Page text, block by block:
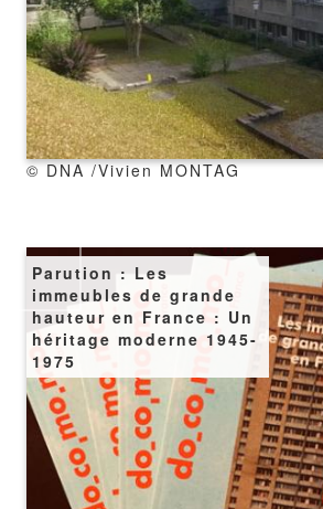
copyright
© DNA /Vivien MONTAG
Parution : Les
immeubles de grande
hauteur en France : Un
héritage moderne 1945-
1975
Image